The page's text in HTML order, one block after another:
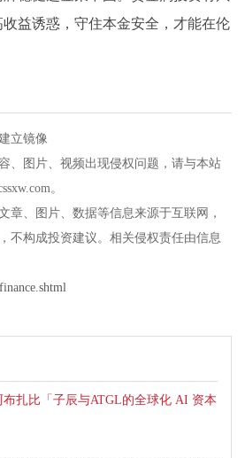
益诱惑，守住本金安全，才能在伦
立镜像
、图片、视频出现侵权问题，请与本站
。
章、图片、数据等信息来源于互联网，
不构成投资建议。相关侵权责任由信息
扎比「子辰与ATGL的全球化 AI 资本